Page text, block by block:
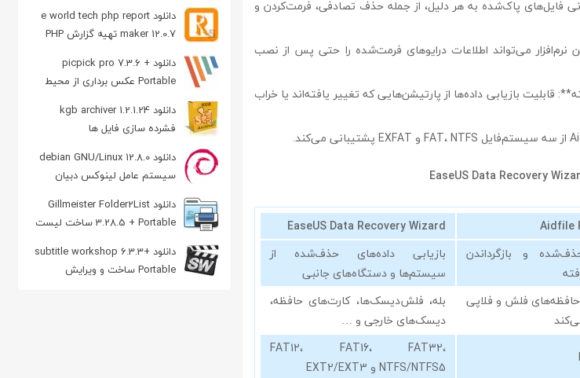
فایل‌های پاک‌شده به هر دلیل، از جمله حذف تصادفی، فرمت‌کردن و
نرم‌افزار می‌تواند اطلاعات درایوهای فرمت‌شده را حتی پس از نصب
قابلیت بازیابی داده‌ها از پارتیشن‌هایی که تغییر یافته‌اند یا خراب
Aidfile
EaseUS Data Recovery Wizard
و بازگرداندن
بازیابی داده‌های حذف‌شده از
سیستم‌ها و دستگاه‌های جانبی
حافظه‌های فلش و فلاپی
بله، فلش‌دیسک‌ها، کارت‌های حافظه،
دیسک‌های خارجی و …
FAT12، FAT16، FAT32،
NTFS/NTFS5 و EXT2/EXT3
برنامه
دانلود e world tech php report
maker 12.0.7 تهیه گزارش PHP
دانلود picpick pro 7.3.6 +
Portable عکس برداری از محیط
ویندوز
دانلود kgb archiver 1.2.1.24
فشرده سازی فایل ها
دانلود debian GNU/Linux 12.8.0
سیستم عامل لینوکس دبیان
دانلود Gillmeister Folder2List
3.28.5 + Portable ساخت لیست
از پوشه و فایل ها
دانلود subtitle workshop 6.3.3+
Portable ساخت و ویرایش